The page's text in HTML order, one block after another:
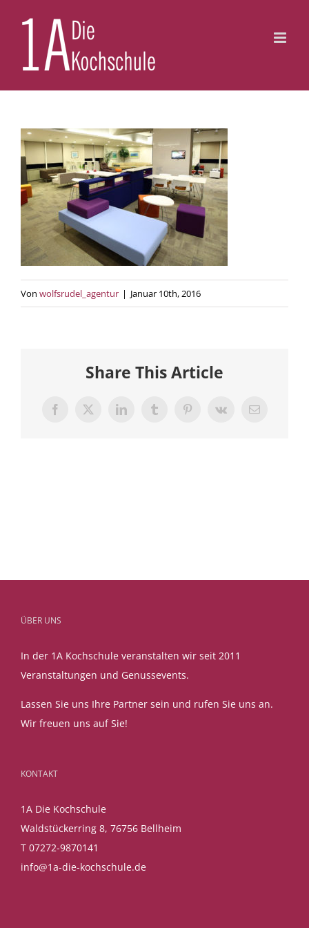
Inhalt
Von wolfsrudel_agentur | Januar 10th, 2016
Share This Article
Facebook
X LinkedInTumblrPinterestVk
E-
ÜBER UNS
In der 1A Kochschule veranstalten wir seit 2011
Veranstaltungen und Genussevents.
Lassen Sie uns Ihre Partner sein und rufen Sie uns an.
Wir freuen uns auf Sie!
KONTAKT
1A Die Kochschule
Waldstückerring 8, 76756 Bellheim
T 07272-9870141
info@1a-die-kochschule.de